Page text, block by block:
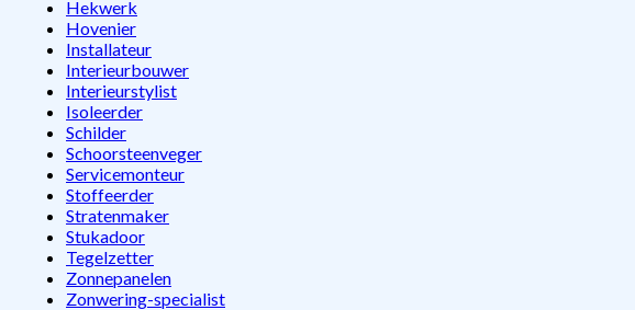
Hekwerk
Hovenier
Installateur
Interieurbouwer
Interieurstylist
Isoleerder
Schilder
Schoorsteenveger
Servicemonteur
Stoffeerder
Stratenmaker
Stukadoor
Tegelzetter
Zonnepanelen
Zonwering-specialist